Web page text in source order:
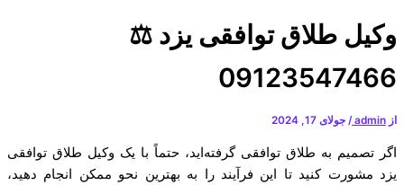
وکیل طلاق توافقی یزد ⚖️
09123547466
از admin
/ جولای 17, 2024
اگر تصمیم به طلاق توافقی گرفته‌اید، حتماً با یک وکیل طلاق توافقی
یزد مشورت کنید تا این فرآیند را به بهترین نحو ممکن انجام دهید،